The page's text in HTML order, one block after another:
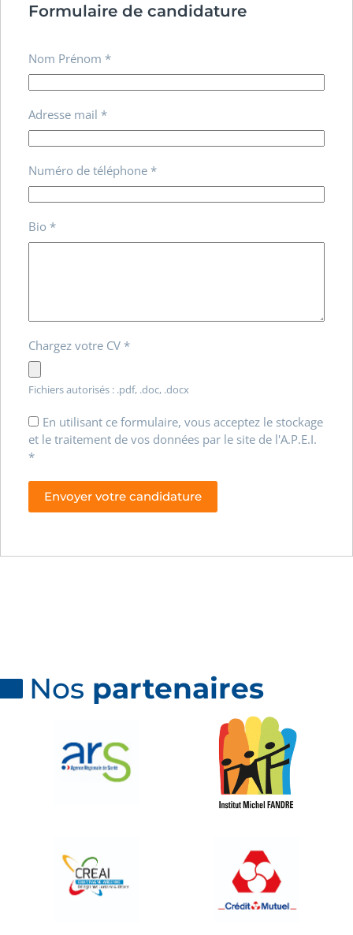
Formulaire de candidature
Nom Prénom *
Adresse mail *
Numéro de téléphone *
Bio *
Chargez votre CV *
Fichiers autorisés : .pdf, .doc, .docx
En utilisant ce formulaire, vous acceptez le stockage
et le traitement de vos données par le site de l'A.P.E.I.
*
Nos partenaires